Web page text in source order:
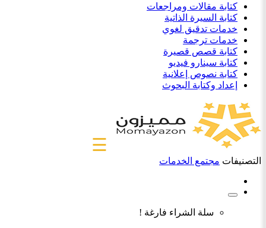
كتابة مقالات ومراجعات
كتابة السيرة الذاتية
خدمات تدقيق لغوي
خدمات ترجمة
كتابة قصص قصيرة
كتابة سينارو فيديو
كتابة نصوص إعلانية
إعداد وكتابة البحوث
☰
التصنيفات مجتمع الخدمات
سلة الشراء فارغة !